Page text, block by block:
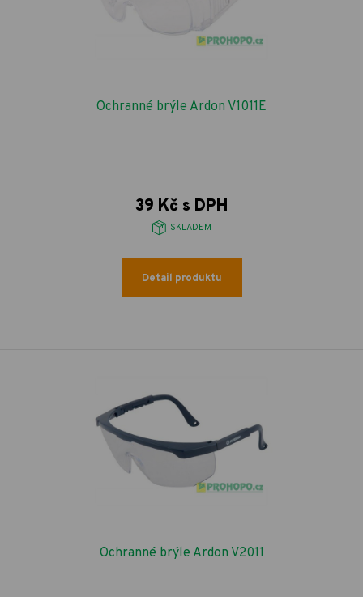
Ochranné brýle Ardon V1011E
39 Kč s DPH
SKLADEM
Detail produktu
Ochranné brýle Ardon V2011